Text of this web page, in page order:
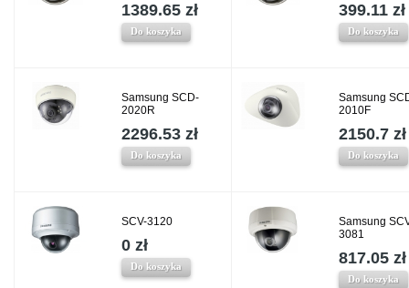
1389.65 zł
Do koszyka
399.11 zł
Do koszyka
Samsung SCD-
2020R
2296.53 zł
Do koszyka
Samsung
2010F
2150.7 zł
Do koszyka
SCV-3120
0 zł
Do koszyka
Samsung
3081
817.05 zł
Do koszyka